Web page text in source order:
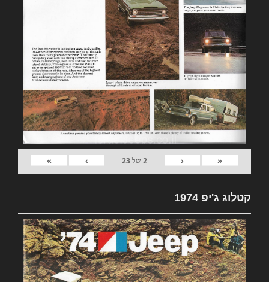
«
‹
2של23
›
»
קטלוג ג'יפ 1974